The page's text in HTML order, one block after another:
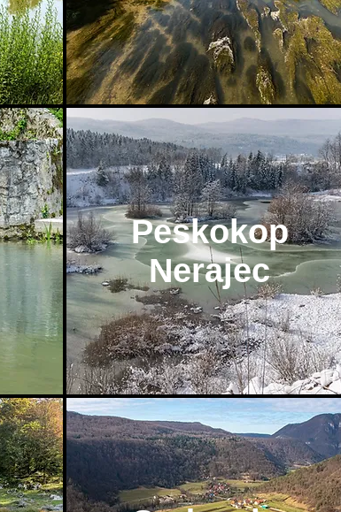
Peskokop
Nerajec